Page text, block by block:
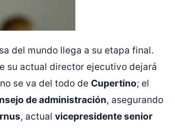
del mundo llega a su etapa final.
su actual director ejecutivo dejará
no se va del todo de Cupertino; el
de administración, asegurando
, actual vicepresidente senior